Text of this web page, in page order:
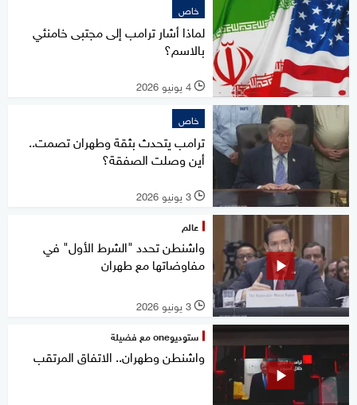
خاص
لماذا أشار ترامب إلى مجتبى خامنئي
بالاسم؟
l 4 يونيو 2026
خاص
ترامب يتحدث بثقة وطهران تصمت..
أين وصلت الصفقة؟
l 3 يونيو 2026
عالم
واشنطن تحدد "الشرط الأول" في
مفاوضاتها مع طهران
l 3 يونيو 2026
ستوديوone مع فضيلة
واشنطن وطهران.. الاتفاق المرتقب